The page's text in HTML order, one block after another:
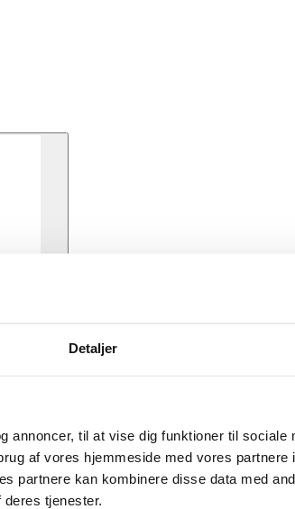
Detaljer
annoncer, til at vise dig funktioner til sociale
af vores hjemmeside med vores partnere
partnere kan kombinere disse data med
tjenester.
af tuben